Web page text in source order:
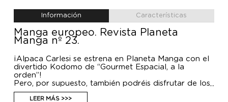
Información Características
Manga europeo. Revista Planeta
Manga nº 23.
¡Alpaca Carlesi se estrena en Planeta Manga con el
divertido Kodomo de “Gourmet Espacial, a la
orden”!
Pero, por supuesto, también podréis disfrutar de los
nuevos capítulos de “Gryphoon” de Luis Montes,
“Beast” de María Dresden, “Krymsoul” de XGreen,
LEER MÁS >>>